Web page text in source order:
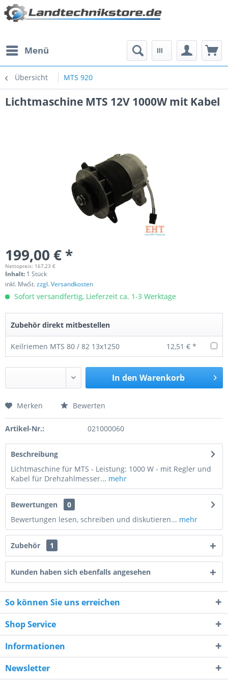
Menü
Übersicht MTS 920
Lichtmaschine MTS 12V 1000W mit Kabel
199,00 € *
Nettopreis: 167,23 €
Inhalt: 1 Stück
inkl. MwSt.zzgl. Versandkosten
Sofort versandfertig, Lieferzeit ca. 1-3 Werktage
Zubehör direkt mitbestellen
Keilriemen MTS 80 / 82 13x1250 12,51 € *
In den Warenkorb
Preis anfragen
6 - 1 = ?
Ich habe dieDatenschutzerklärunggelesen,
Merken Bewerten
Artikel-Nr.: 021000060
Beschreibung
Lichtmaschine für MTS - Leistung: 1000 W - mit Regler und
Kabel für Drehzahlmesser... mehr
Bewertungen
0
Bewertungen lesen, schreiben und diskutieren... mehr
Zubehör 1
Kunden haben sich ebenfalls angesehen
So können Sie uns erreichen
Shop Service
Informationen
Newsletter